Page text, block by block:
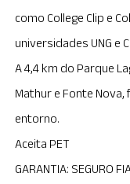
como College Clip e
universidades UNG e
A 4,4 km do Parque
Mathur e Fonte
entorno.
Aceita PET
GARANTIA: SEGURO